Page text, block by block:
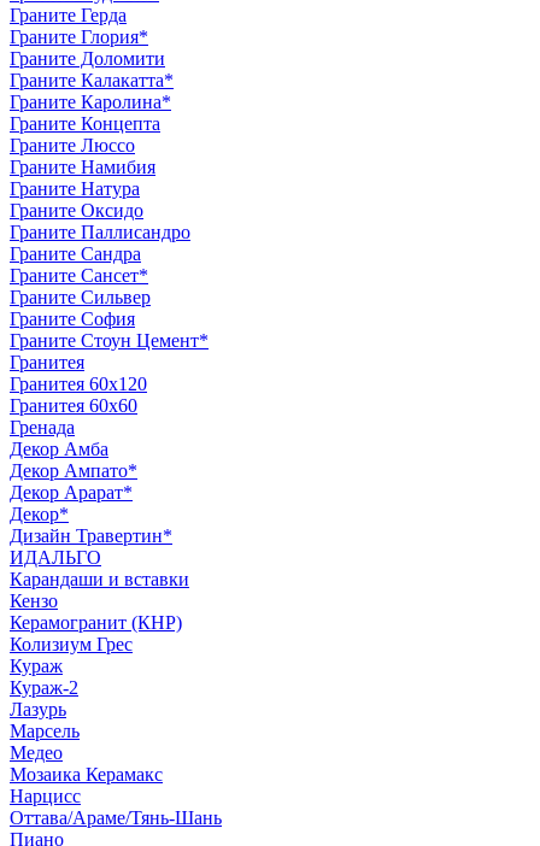
Граните Герда
Граните Глория*
Граните Доломити
Граните Калакатта*
Граните Каролина*
Граните Концепта
Граните Люссо
Граните Намибия
Граните Натура
Граните Оксидо
Граните Паллисандро
Граните Сандра
Граните Сансет*
Граните Сильвер
Граните София
Граните Стоун Цемент*
Гранитея
Гранитея 60х120
Гранитея 60х60
Гренада
Декор Амба
Декор Ампато*
Декор Арарат*
Декор*
Дизайн Травертин*
ИДАЛЬГО
Карандаши и вставки
Кензо
Керамогранит (КНР)
Колизиум Грес
Кураж
Кураж-2
Лазурь
Марсель
Медео
Мозаика Керамакс
Нарцисс
Оттава/Араме/Тянь-Шань
Пиано